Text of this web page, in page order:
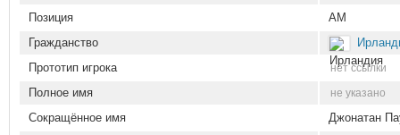
Позиция
AM
Гражданство
Прототип игрока
нет ссылки
Полное имя не указано
Сокращённое имя
Джонатан